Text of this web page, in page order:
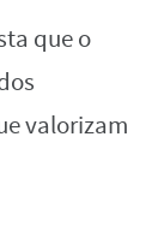
que o
valorizam